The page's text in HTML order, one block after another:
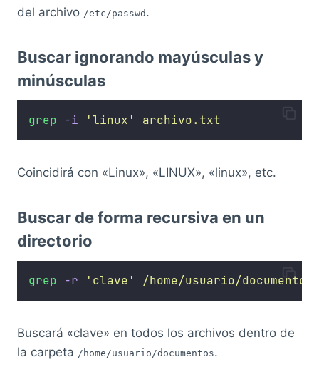
del archivo /etc/passwd .
Buscar ignorando mayúsculas y
minúsculas
grep -i 'linux ' archivo.txt
Coincidirá con «Linux», «LINUX», «linux», etc.
Buscar de forma recursiva en un
directorio
grep -r ' clave ' /home/usuario/documentos
Buscará «clave» en todos los archivos dentro de
la carpeta /home/usuario/documentos.